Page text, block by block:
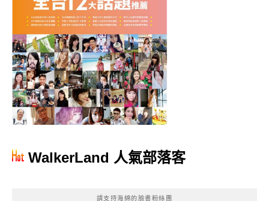
WalkerLand 人氣部落客
請支持海綿的臉書粉絲團